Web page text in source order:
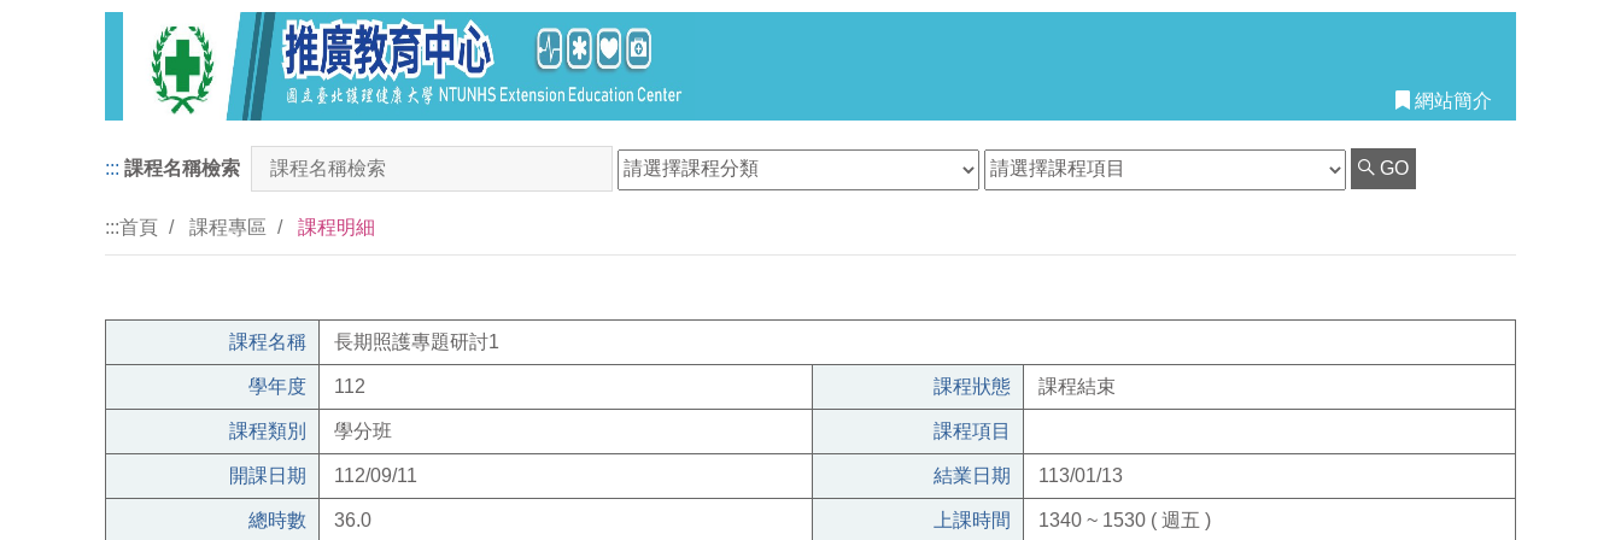
網站簡介
::: 課程名稱檢索 GO
:::首頁 課程專區 課程明細
課程名稱 長期照護專題研討1
學年度 112 課程狀態 課程結束
課程類別 學分班 課程項目
開課日期 112/09/11 結業日期 113/01/13
總時數 36.0 上課時間 1340 ~ 1530 ( 週五 )